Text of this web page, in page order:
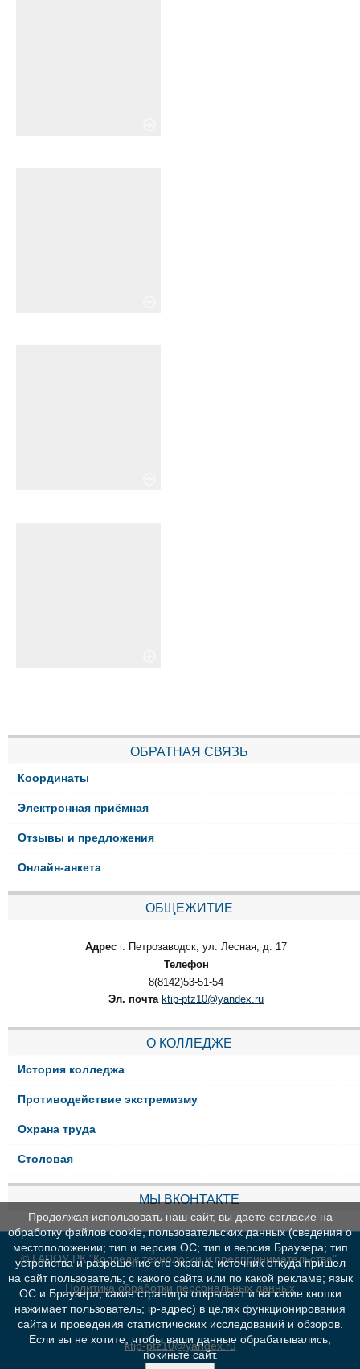
ОБРАТНАЯ СВЯЗЬ
Координаты
Электронная приёмная
Отзывы и предложения
Онлайн-анкета
ОБЩЕЖИТИЕ
Адрес г. Петрозаводск, ул. Лесная, д. 17
Телефон
8(8142)53-51-54
Эл. почта ktip-ptz10@yandex.ru
О КОЛЛЕДЖЕ
История колледжа
Противодействие экстремизму
Охрана труда
Столовая
МЫ ВКОНТАКТЕ
© ГАПОУ РК "Колледж технологии и предпринимательства"
Политика обработки персональных данных
ktip-ptz10@yandex.ru
Продолжая использовать наш сайт, вы даете согласие на
обработку файлов cookie, пользовательских данных (сведения о
местоположении; тип и версия ОС; тип и версия Браузера; тип
устройства и разрешение его экрана; источник откуда пришел
на сайт пользователь; с какого сайта или по какой рекламе; язык
ОС и Браузера; какие страницы открывает и на какие кнопки
нажимает пользователь; ip-адрес) в целях функционирования
сайта и проведения статистических исследований и обзоров.
Если вы не хотите, чтобы ваши данные обрабатывались,
покиньте сайт.